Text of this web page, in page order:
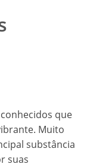
que
Muito
substância
suas